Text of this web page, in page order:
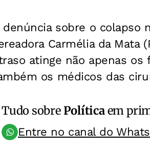
denúncia sobre o colapso
Carmélia da Mata
atinge não apenas
os médicos das
Tudo sobrePolíticaem
Entre no canal do